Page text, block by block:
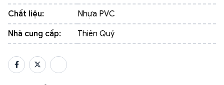
Chất liệu:
Nhựa PVC
Nhà cung cấp:
Thiên Quý